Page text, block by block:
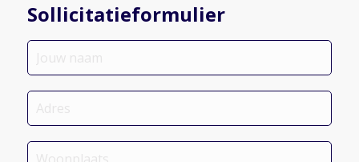
Sollicitatieformulier
naam *